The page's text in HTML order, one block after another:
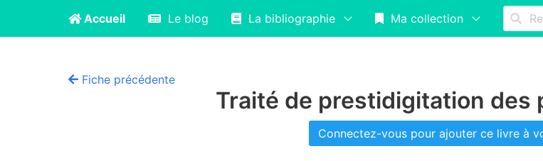
Accueil Le blog La bibliographie Ma collection
Fiche précédente
Traité de prestidigitation des
Connectez-vous pour ajouter ce livre à